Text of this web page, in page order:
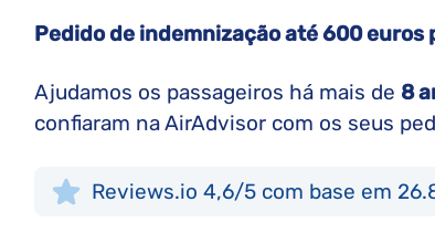
Pedido de indemnização até 600 euros
Ajudamos os passageiros há mais de 8
confiaram na AirAdvisor com os seus
Reviews.io 4,6/5 com base em